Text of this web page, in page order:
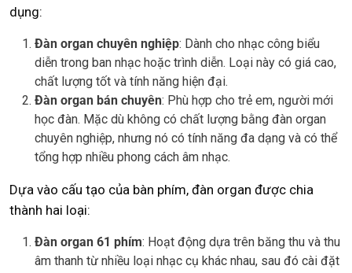
dụng:
Đàn organ chuyên nghiệp: Dành cho nhạc công biểu
diễn trong ban nhạc hoặc trình diễn. Loại này có giá cao,
chất lượng tốt và tính năng hiện đại.
Đàn organ bán chuyên: Phù hợp cho trẻ em, người mới
học đàn. Mặc dù không có chất lượng bằng đàn organ
chuyên nghiệp, nhưng nó có tính năng đa dạng và có thể
tổng hợp nhiều phong cách âm nhạc.
Dựa vào cấu tạo của bàn phím, đàn organ được chia
thành hai loại:
Đàn organ 61 phím: Hoạt động dựa trên băng thu và thu
âm thanh từ nhiều loại nhạc cụ khác nhau, sau đó cài đặt